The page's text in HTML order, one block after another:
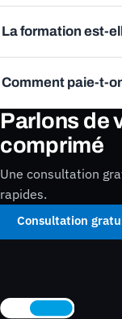
La formation est-
Comment paie-t-
Parlons de
comprimé
Une consultation
rapides.
Consultation